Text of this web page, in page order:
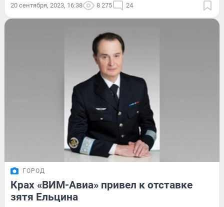
20 сентября, 2023, 16:38 8 275 24
ГОРОД
Крах «ВИМ-Авиа» привел к отставке
зятя Ельцина